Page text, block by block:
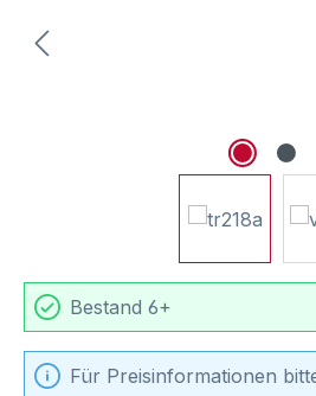
Bestand 6+
Für Preisinformationen